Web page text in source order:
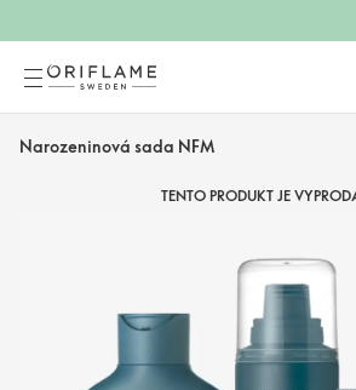
Narozeninová sada NFM
TENTO PRODUKT JE